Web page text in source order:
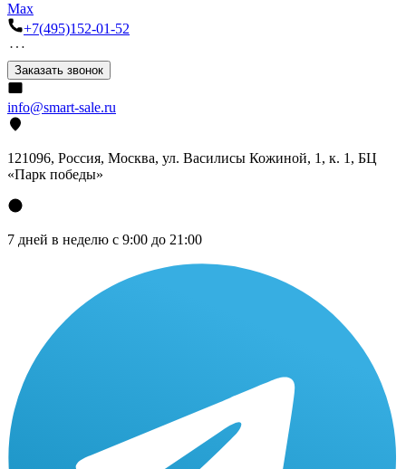
Max
+7(495)152-01-52
Заказать звонок
info@smart-sale.ru
121096, Россия, Москва, ул. Василисы Кожиной, 1, к. 1, БЦ
«Парк победы»
7 дней в неделю с 9:00 до 21:00